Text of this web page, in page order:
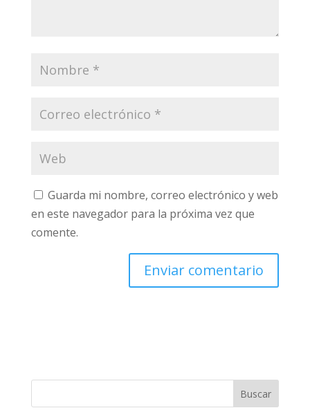
Guarda mi nombre, correo electrónico y web
en este navegador para la próxima vez que
comente.